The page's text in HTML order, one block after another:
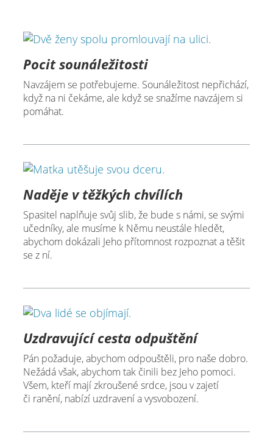
Pocit sounáležitosti
Navzájem se potřebujeme. Sounáležitost nepřichází,
když na ni čekáme, ale když se snažíme navzájem si
pomáhat.
Naděje v těžkých chvílích
Spasitel naplňuje svůj slib, že bude s námi, se svými
učedníky, ale musíme k Němu neustále hledět,
abychom dokázali Jeho přítomnost rozpoznat a těšit
se z ní.
Uzdravující cesta odpuštění
Pán požaduje, abychom odpouštěli, pro naše dobro.
Nežádá však, abychom tak činili bez Jeho pomoci.
Všem, kteří mají zkroušené srdce, jsou v zajetí
či ranění, nabízí uzdravení a vysvobození.